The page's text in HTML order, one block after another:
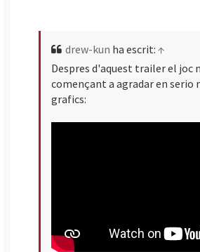
drew-kun ha escrit: ↑
Despres d'aquest trailer el joc
començant a agradar en serio
grafics: